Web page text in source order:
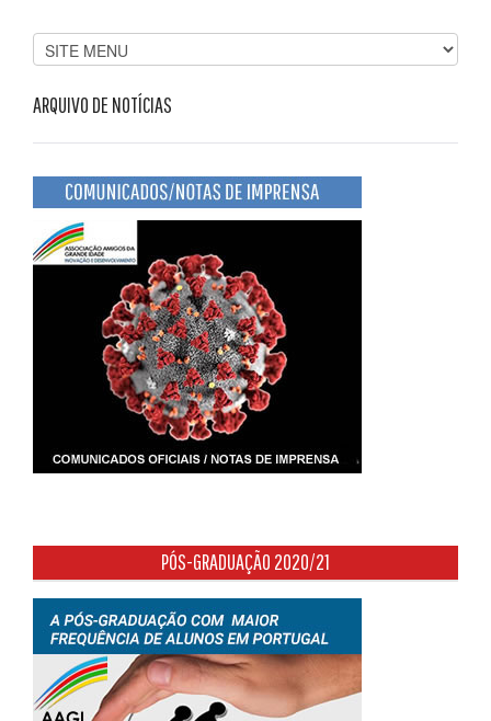
ARQUIVO DE NOTÍCIAS
PÓS-GRADUAÇÃO 2020/21